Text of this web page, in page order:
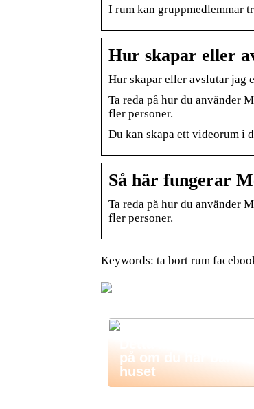
I rum kan gruppmedlemmar
Hur skapar eller
Hur skapar eller avslutar jag
Ta reda på hur du använder
fler personer.
Du kan skapa ett videorum i
Så här fungerar
Ta reda på hur du använder
fler personer.
Keywords: ta bort rum
Barn och husdjur?
på om du har barn i
huset